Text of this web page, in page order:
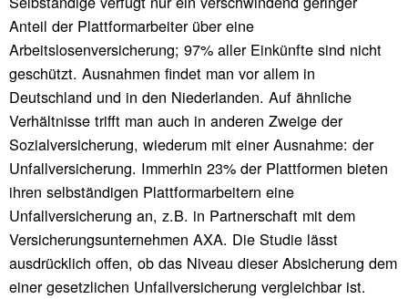
Anteil der Plattformarbeiter über eine
Arbeitslosenversicherung; 97% aller Einkünfte sind nicht
geschützt. Ausnahmen findet man vor allem in
Deutschland und in den Niederlanden. Auf ähnliche
Verhältnisse trifft man auch in anderen Zweige der
Sozialversicherung, wiederum mit einer Ausnahme: der
Unfallversicherung. Immerhin 23% der Plattformen bieten
ihren selbständigen Plattformarbeitern eine
Unfallversicherung an, z.B. in Partnerschaft mit dem
Versicherungsunternehmen AXA. Die Studie lässt
ausdrücklich offen, ob das Niveau dieser Absicherung dem
einer gesetzlichen Unfallversicherung vergleichbar ist.